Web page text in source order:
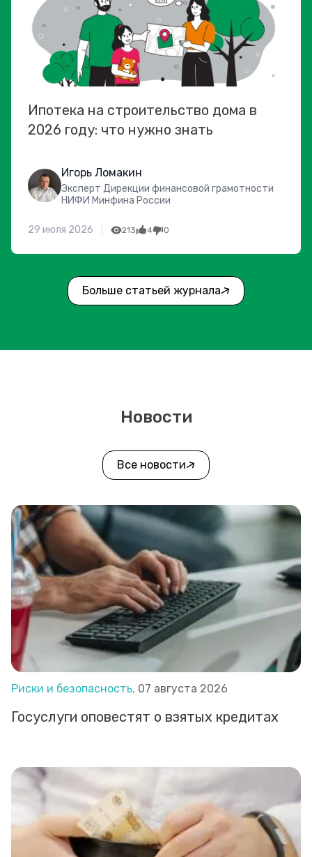
Ипотека на строительство дома в
2026 году: что нужно знать
Игорь Ломакин
Эксперт Дирекции финансовой грамотности
НИФИ Минфина России
29 июля 2026 213 4 0
Больше статьей журнала
Новости
Все новости
Риски и безопасность, 07 августа 2026
Госуслуги оповестят о взятых кредитах